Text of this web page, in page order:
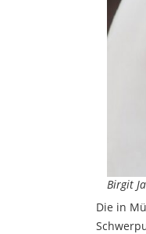
Birgit
Die in